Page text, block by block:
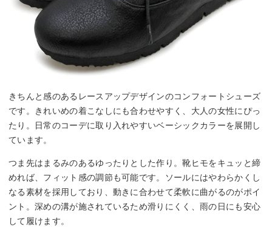
きちんと感のあるレースアップデザインのコンフォートシューズ
です。きれいめの着こなしにも合わせやすく、大人の女性にぴっ
たり。日常のコーデに取り入れやすいベーシックカラーを展開し
ています。
つま先はまるみのあるゆったりとした作り。靴ヒモをキュッと締
めれば、フィット感の調節も可能です。ソールにはやわらかくし
なる素材を採用しており、動きに合わせて柔軟に曲がるのがポイ
ント。深めの溝が施されているため滑りにくく、雨の日にも安心
して履けます。